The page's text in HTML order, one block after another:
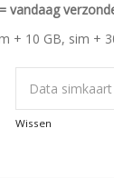
vandaag
+ 10 GB, sim +
Wissen